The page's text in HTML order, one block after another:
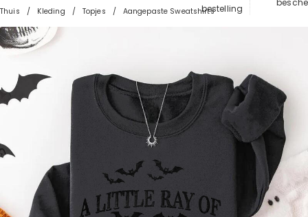
Wonen&Leven
bestelling
Thuis Kleding Topjes Aangepaste Sweatshirts